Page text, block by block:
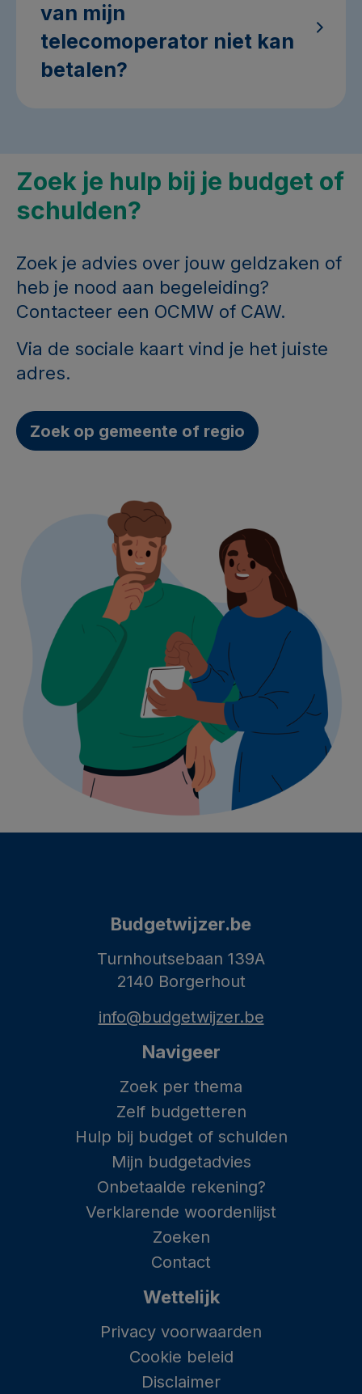
van mijn
telecomoperator niet kan
betalen?
Zoek je hulp bij je budget of
schulden?
Zoek je advies over jouw geldzaken of
heb je nood aan begeleiding?
Contacteer een OCMW of CAW.
Via de sociale kaart vind je het juiste
adres.
Zoek op gemeente of regio
Budgetwijzer.be
Turnhoutsebaan 139A
2140 Borgerhout
info@budgetwijzer.be
Navigeer
Zoek per thema
Zelf budgetteren
Hulp bij budget of schulden
Mijn budgetadvies
Onbetaalde rekening?
Verklarende woordenlijst
Zoeken
Contact
Wettelijk
Privacy voorwaarden
Cookie beleid
Disclaimer